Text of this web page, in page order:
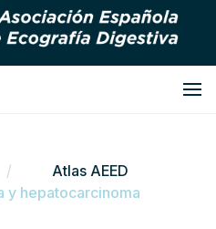
Atlas AEED
y hepatocarcinoma